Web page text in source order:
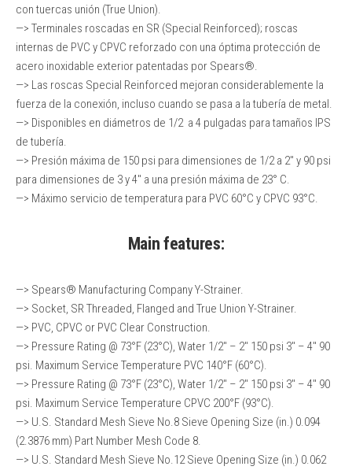
con tuercas unión (True Union).
—> Terminales roscadas en SR (Special Reinforced); roscas
internas de PVC y CPVC reforzado con una óptima protección de
acero inoxidable exterior patentadas por Spears®.
—> Las roscas Special Reinforced mejoran considerablemente la
fuerza de la conexión, incluso cuando se pasa a la tubería de metal.
—> Disponibles en diámetros de 1/2 a 4 pulgadas para tamaños IPS
de tubería.
—> Presión máxima de 150 psi para dimensiones de 1/2 a 2″ y 90 psi
para dimensiones de 3 y 4″ a una presión máxima de 23° C.
—> Máximo servicio de temperatura para PVC 60°C y CPVC 93°C.
Main features:
—> Spears® Manufacturing Company Y-Strainer.
—> Socket, SR Threaded, Flanged and True Union Y-Strainer.
—> PVC, CPVC or PVC Clear Construction.
—> Pressure Rating @ 73°F (23°C), Water 1/2″ – 2″ 150 psi 3″ – 4″ 90
psi. Maximum Service Temperature PVC 140°F (60°C).
—> Pressure Rating @ 73°F (23°C), Water 1/2″ – 2″ 150 psi 3″ – 4″ 90
psi. Maximum Service Temperature CPVC 200°F (93°C).
—> U.S. Standard Mesh Sieve No.8 Sieve Opening Size (in.) 0.094
(2.3876 mm) Part Number Mesh Code 8.
—> U.S. Standard Mesh Sieve No.12 Sieve Opening Size (in.) 0.062